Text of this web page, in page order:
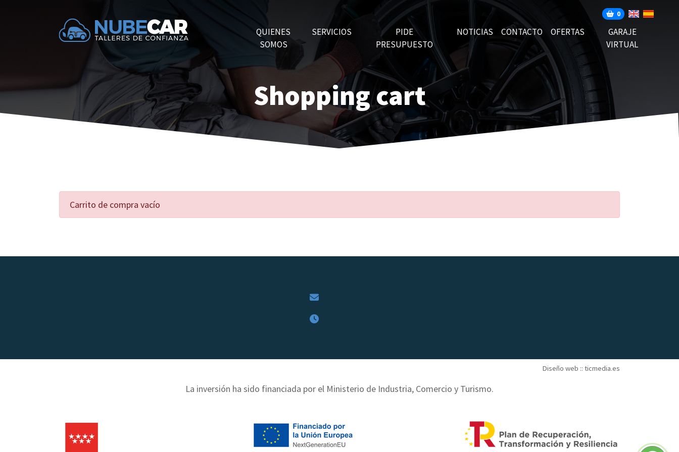
0
QUIENES
SOMOS
SERVICIOS
PIDE
PRESUPUESTO
NOTICIAS CONTACTO OFERTAS
GARAJE
VIRTUAL
Shopping cart
Carrito de compra vacío
Diseño web :: ticmedia.es
La inversión ha sido financiada por el Ministerio de Industria, Comercio y Turismo.